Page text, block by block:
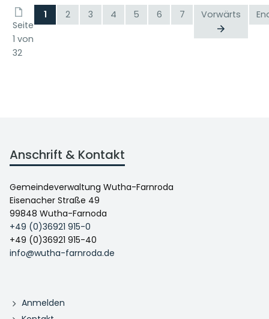
Seite
1 von
32
1 2 3 4 5 6 7 Vorwärts
Anschrift & Kontakt
Gemeindeverwaltung Wutha-Farnroda
Eisenacher Straße 49
99848 Wutha-Farnoda
+49 (0)36921 915-0
+49 (0)36921 915-40
info@wutha-farnroda.de
Anmelden